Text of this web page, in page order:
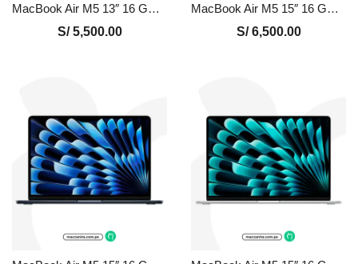
MacBook Air M5 13″ 16 GB – 512 GB Nuevo en Perú | Plata, Precio y Garantía
S/5,500.00
MacBook Air M5 15″ 16 GB – 512 GB Nuevo en Perú | Blanco, Precio y Garantía
S/6,500.00